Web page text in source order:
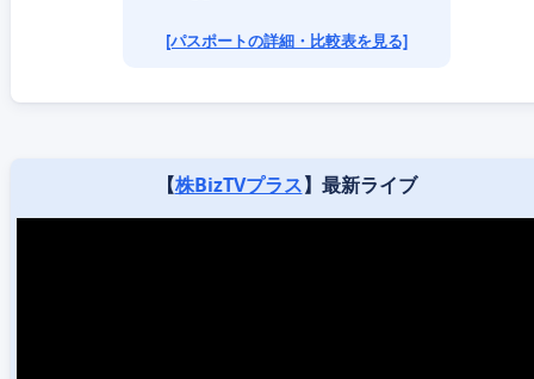
[パスポートの詳細・比較表を見る]
【株BizTVプラス】最新ライブ